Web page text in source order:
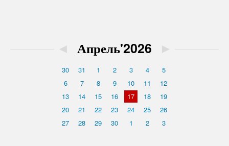
◄ Апрель'2026 ►
30 31 1 2 3 4
5
6
7 8 9 10 11
12
13
14 15 16 17 18
19
20
21 22 23 24 25
26
27
28 29 30 1 2 3